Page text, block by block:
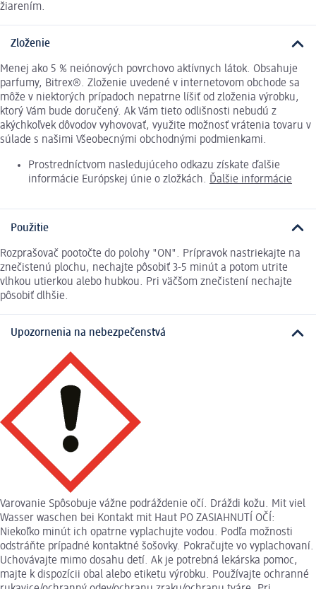
žiarením.
Zloženie
Menej ako 5 % neiónových povrchovo aktívnych látok. Obsahuje
parfumy, Bitrex®. Zloženie uvedené v internetovom obchode sa
môže v niektorých prípadoch nepatrne líšiť od zloženia výrobku,
ktorý Vám bude doručený. Ak Vám tieto odlišnosti nebudú z
akýchkoľvek dôvodov vyhovovať, využite možnosť vrátenia tovaru v
súlade s našimi Všeobecnými obchodnými podmienkami.
Prostredníctvom nasledujúceho odkazu získate ďalšie
informácie Európskej únie o zložkách. Ďalšie informácie
Použitie
Rozprašovač pootočte do polohy "ON". Prípravok nastriekajte na
znečistenú plochu, nechajte pôsobiť 3-5 minút a potom utrite
vlhkou utierkou alebo hubkou. Pri väčšom znečistení nechajte
pôsobiť dlhšie.
Upozornenia na nebezpečenstvá
Varovanie Spôsobuje vážne podráždenie očí. Dráždi kožu. Mit viel
Wasser waschen bei Kontakt mit Haut PO ZASIAHNUTÍ OČÍ:
Niekoľko minút ich opatrne vyplachujte vodou. Podľa možnosti
odstráňte prípadné kontaktné šošovky. Pokračujte vo vyplachovaní.
Uchovávajte mimo dosahu detí. Ak je potrebná lekárska pomoc,
majte k dispozícii obal alebo etiketu výrobku. Používajte ochranné